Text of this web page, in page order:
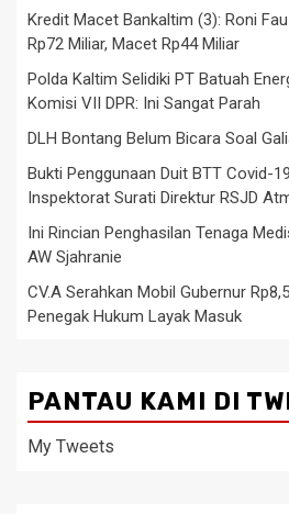
Kredit Macet Bankaltim (3): Roni
Rp72 Miliar, Macet Rp44 Miliar
Polda Kaltim Selidiki PT Batuah
Komisi VII DPR: Ini Sangat Parah
DLH Bontang Belum Bicara Soal
Bukti Penggunaan Duit BTT Covid-
Inspektorat Surati Direktur RSJD
Ini Rincian Penghasilan Tenaga
AW Sjahranie
CV.A Serahkan Mobil Gubernur
Penegak Hukum Layak Masuk
PANTAU KAMI DI
My Tweets